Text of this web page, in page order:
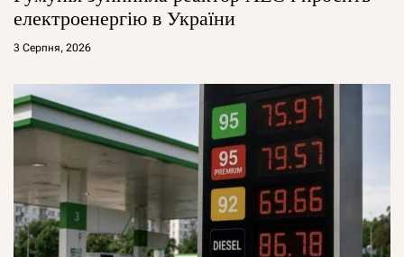
електроенергію в України
3 Серпня, 2026